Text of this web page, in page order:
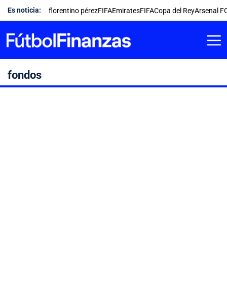
Saltar
al
contenido
Es noticia: florentino pérezFIFAEmiratesFIFACopa del ReyArsenal
fondos